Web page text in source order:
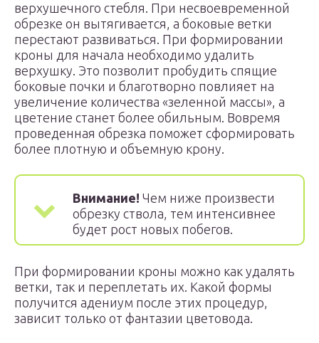
верхушечного стебля. При несвоевременной
обрезке он вытягивается, а боковые ветки
перестают развиваться. При формировании
кроны для начала необходимо удалить
верхушку. Это позволит пробудить спящие
боковые почки и благотворно повлияет на
увеличение количества «зеленной массы», а
цветение станет более обильным. Вовремя
проведенная обрезка поможет сформировать
более плотную и объемную крону.
Внимание! Чем ниже произвести
обрезку ствола, тем интенсивнее
будет рост новых побегов.
При формировании кроны можно как удалять
ветки, так и переплетать их. Какой формы
получится адениум после этих процедур,
зависит только от фантазии цветовода.